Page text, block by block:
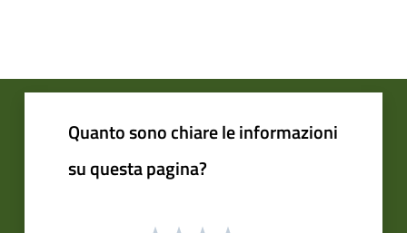
Quanto sono chiare le informazioni
su questa pagina?